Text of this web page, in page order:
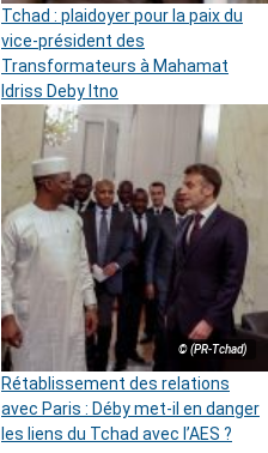
Tchad : plaidoyer pour la paix du
vice-président des
Transformateurs à Mahamat
Idriss Deby Itno
© (PR-Tchad)
Rétablissement des relations
avec Paris : Déby met-il en danger
les liens du Tchad avec l’AES ?